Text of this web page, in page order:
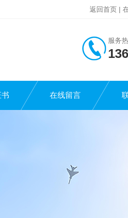
返回首页 |
服务
在线留言